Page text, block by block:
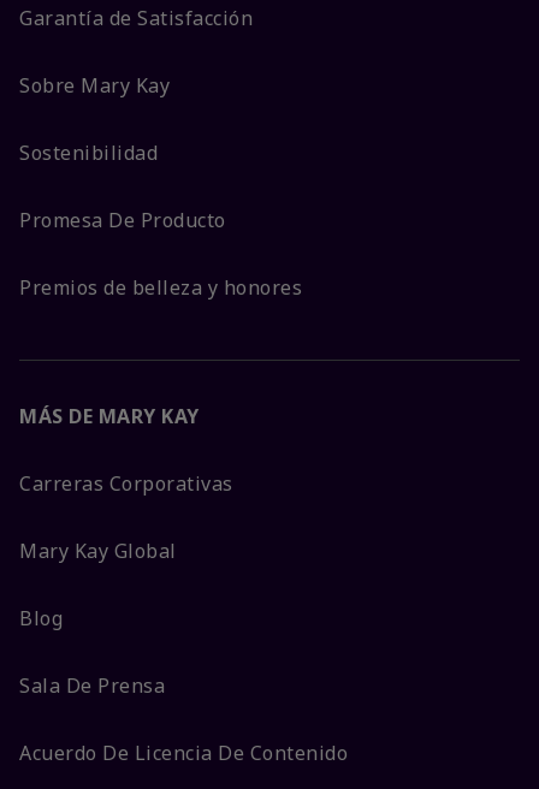
Garantía de Satisfacción
Sobre Mary Kay
Sostenibilidad
Promesa De Producto
Premios de belleza y honores
MÁS DE MARY KAY
Carreras Corporativas
Mary Kay Global
Blog
Sala De Prensa
Acuerdo De Licencia De Contenido